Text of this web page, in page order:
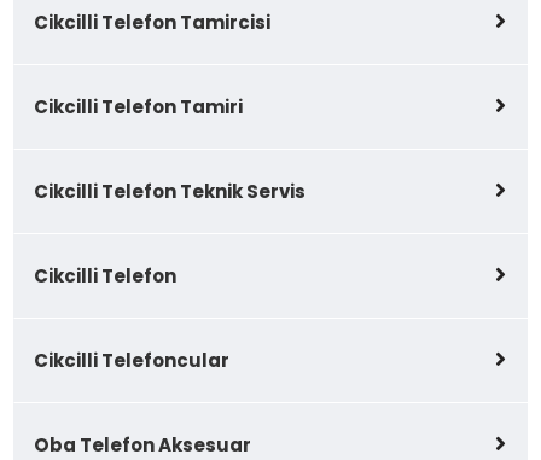
Cikcilli Telefon Tamircisi
Cikcilli Telefon Tamiri
Cikcilli Telefon Teknik Servis
Cikcilli Telefon
Cikcilli Telefoncular
Oba Telefon Aksesuar